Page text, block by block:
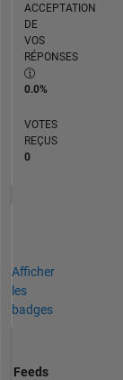
ACCEPTATION
DE
VOS
RÉPONSES
0.0%
VOTES
REÇUS
0
Afficher
les
badges
Feeds